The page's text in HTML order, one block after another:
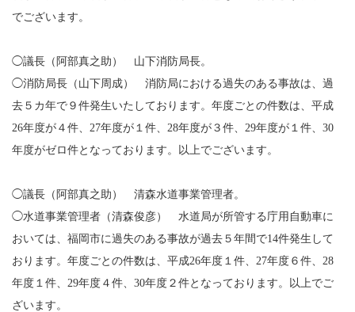
でございます。
◯議長（阿部真之助） 山下消防局長。
◯消防局長（山下周成） 消防局における過失のある事故は、過
去５カ年で９件発生いたしております。年度ごとの件数は、平成
26年度が４件、27年度が１件、28年度が３件、29年度が１件、30
年度がゼロ件となっております。以上でございます。
◯議長（阿部真之助） 清森水道事業管理者。
◯水道事業管理者（清森俊彦） 水道局が所管する庁用自動車に
おいては、福岡市に過失のある事故が過去５年間で14件発生して
おります。年度ごとの件数は、平成26年度１件、27年度６件、28
年度１件、29年度４件、30年度２件となっております。以上でご
ざいます。